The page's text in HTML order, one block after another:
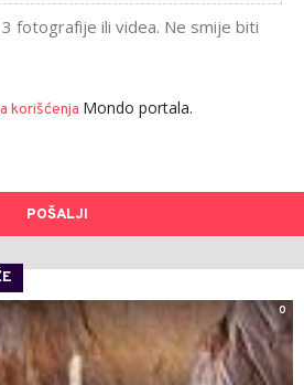
fotografije ili videa. Ne smije biti
korišćenja Mondo portala.
POŠALJI
0